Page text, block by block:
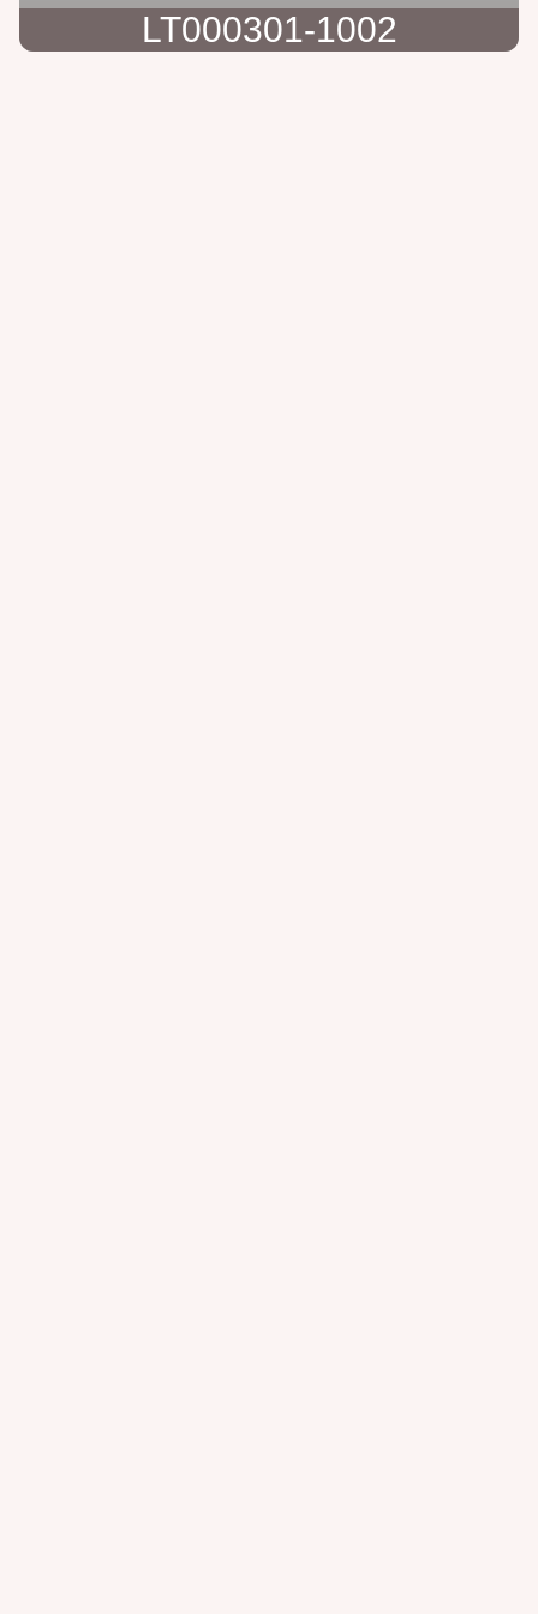
LT000301-1002